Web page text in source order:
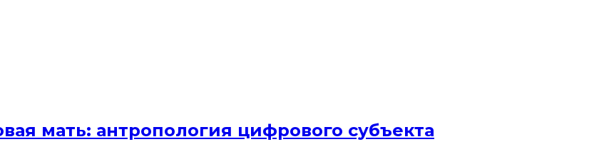
мать: антропология цифрового субъекта